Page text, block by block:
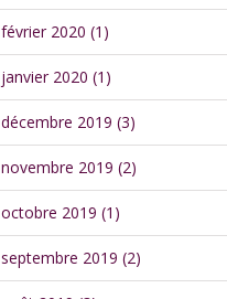
février 2020 (1)
janvier 2020 (1)
décembre 2019 (3)
novembre 2019 (2)
octobre 2019 (1)
septembre 2019 (2)